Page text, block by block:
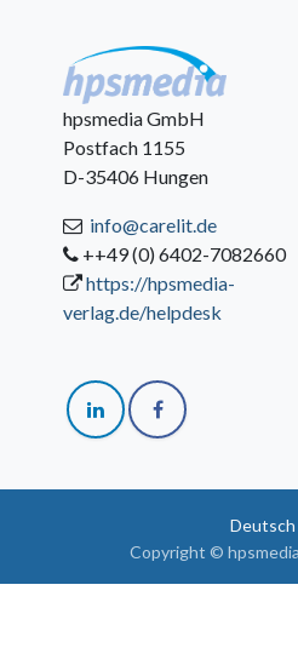
hpsmedia GmbH
Postfach 1155
D-35406 Hungen
info@carelit.de
++49 (0) 6402-7082660
https://hpsmedia-
verlag.de/helpdesk
Copyright ©
Deutsch